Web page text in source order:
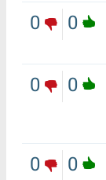
0
0
0
0
0
0